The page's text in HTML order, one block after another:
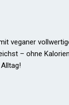
veganer
– ohne